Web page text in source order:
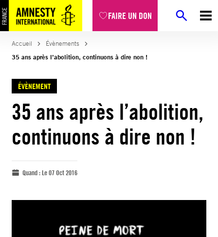
FAIRE UN DON
Accueil
Évènements
35 ans après l’abolition, continuons à dire non !
ÉVÈNEMENT
35 ans après l’abolition,
continuons à dire non !
Quand :Le 07 Oct 2016